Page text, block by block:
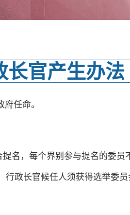
长官产生办法
任命。
名，每个界别参与提名的委员
政长官候任人须获得选举委